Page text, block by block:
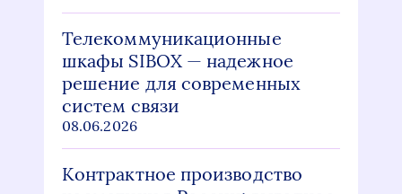
Телекоммуникационные
шкафы SIBOX — надежное
решение для современных
систем связи
08.06.2026
Контрактное производство